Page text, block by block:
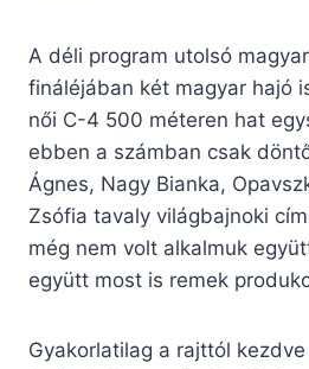
A déli program utolsó
fináléjában két magyar hajó
női C-4 500 méteren hat
ebben a számban csak
Ágnes, Nagy Bianka,
Zsófia tavaly világbajnoki
még nem volt alkalmuk
együtt most is remek
Gyakorlatilag a rajttól